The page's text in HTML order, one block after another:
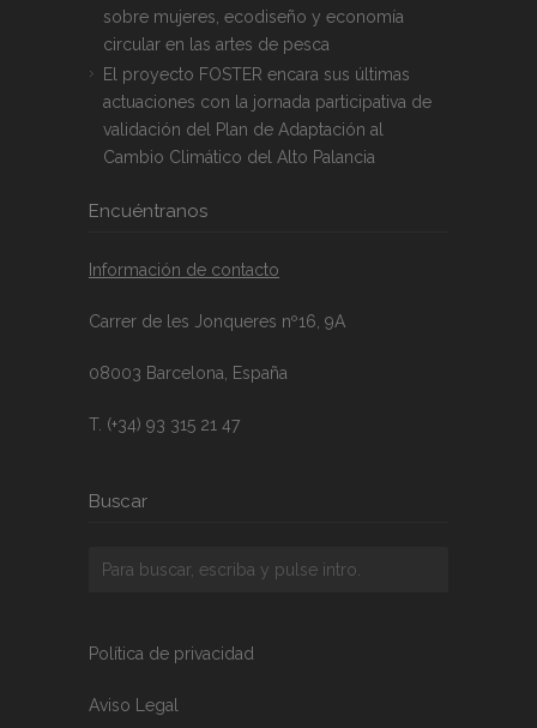
sobre mujeres, ecodiseño y economía
circular en las artes de pesca
El proyecto FOSTER encara sus últimas
actuaciones con la jornada participativa de
validación del Plan de Adaptación al
Cambio Climático del Alto Palancia
Encuéntranos
Información de contacto
Carrer de les Jonqueres nº16, 9A
08003 Barcelona, España
T. (+34) 93 315 21 47
Buscar
Política de privacidad
Aviso Legal